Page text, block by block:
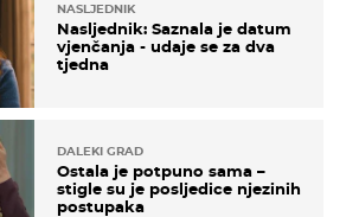
NASLJEDNIK
Nasljednik: Saznala je datum
vjenčanja - udaje se za dva
tjedna
DALEKI GRAD
Ostala je potpuno sama –
stigle su je posljedice njezinih
postupaka